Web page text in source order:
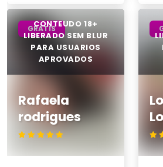
Rafaela
rodrigues
GRÁTIS